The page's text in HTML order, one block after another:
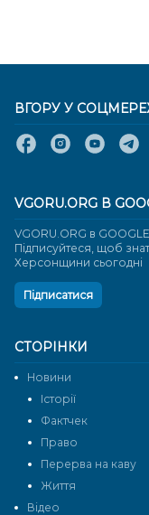
СТОРІНКИ
Новини
Історії
Фактчек
Право
Перерва на каву
Життя
Відео
ВГОРУ У
VGORU.ORG В
VGORU.ORG в
Підписуйтеся, щоб
Херсонщини сьогодні
Підписатися